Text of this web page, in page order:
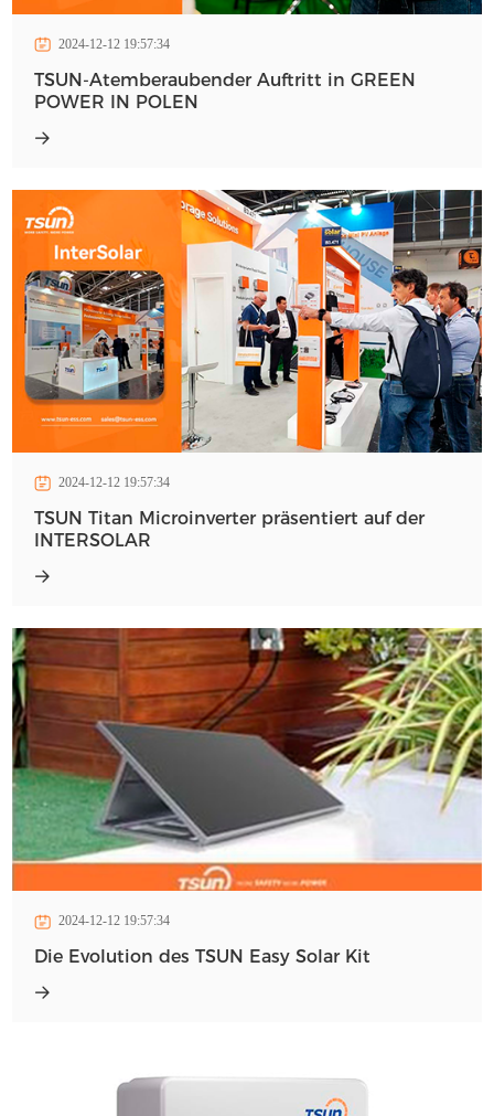
2024-12-12 19:57:34
TSUN-Atemberaubender Auftritt in GREEN
POWER IN POLEN
2024-12-12 19:57:34
TSUN Titan Microinverter präsentiert auf der
INTERSOLAR
2024-12-12 19:57:34
Die Evolution des TSUN Easy Solar Kit